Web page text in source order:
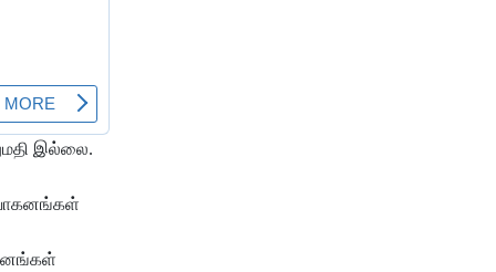
இல்லை.